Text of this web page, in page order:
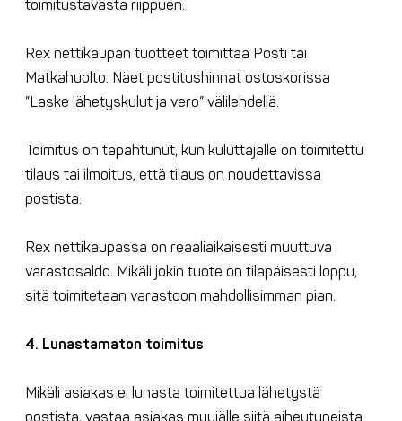
toimitustavasta riippuen.
Rex nettikaupan tuotteet toimittaa Posti tai
Matkahuolto. Näet postitushinnat ostoskorissa
”Laske lähetyskulut ja vero” välilehdellä.
Toimitus on tapahtunut, kun kuluttajalle on toimitettu
tilaus tai ilmoitus, että tilaus on noudettavissa
postista.
Rex nettikaupassa on reaaliaikaisesti muuttuva
varastosaldo. Mikäli jokin tuote on tilapäisesti loppu,
sitä toimitetaan varastoon mahdollisimman pian.
4. Lunastamaton toimitus
Mikäli asiakas ei lunasta toimitettua lähetystä
postista, vastaa asiakas myyjälle siitä aiheutuneista